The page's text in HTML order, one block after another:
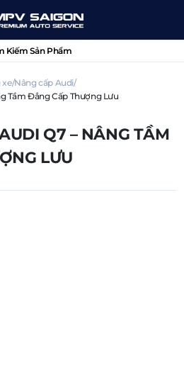
Kiếm Sản Phẩm
xe Nâng cấp Audi
Tầm Đẳng Cấp Thượng Lưu
Q7 – NÂNG TẦM
LƯU